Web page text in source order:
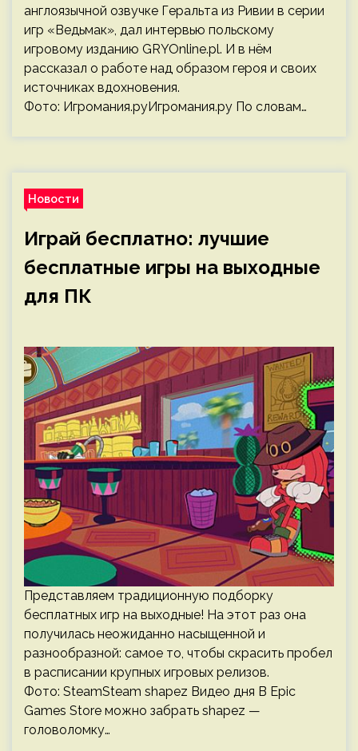
англоязычной озвучке Геральта из Ривии в серии
игр «Ведьмак», дал интервью польскому
игровому изданию GRYOnline.pl. И в нём
рассказал о работе над образом героя и своих
источниках вдохновения.
Фото: Игромания.руИгромания.ру По словам…
Новости
Играй бесплатно: лучшие
бесплатные игры на выходные
для ПК
Представляем традиционную подборку
бесплатных игр на выходные! На этот раз она
получилась неожиданно насыщенной и
разнообразной: самое то, чтобы скрасить пробел
в расписании крупных игровых релизов.
Фото: SteamSteam shapez Видео дня В Epic
Games Store можно забрать shapez —
головоломку…